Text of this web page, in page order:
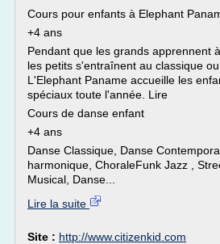
Cours pour enfants à Elephant
+4 ans
Pendant que les grands apprennent
les petits s'entraînent au classique
L'Elephant Paname accueille les
spéciaux toute l'année. Lire
Cours de danse enfant
+4 ans
Danse Classique, Danse
harmonique, ChoraleFunk Jazz ,
Musical, Danse...
Lire la suite
Site : http://www.citizenkid.com